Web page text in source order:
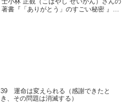
著書『「ありがとう」のすごい秘密 』か
39 運命は変えられる（感謝できたと
き、その問題は消滅する）